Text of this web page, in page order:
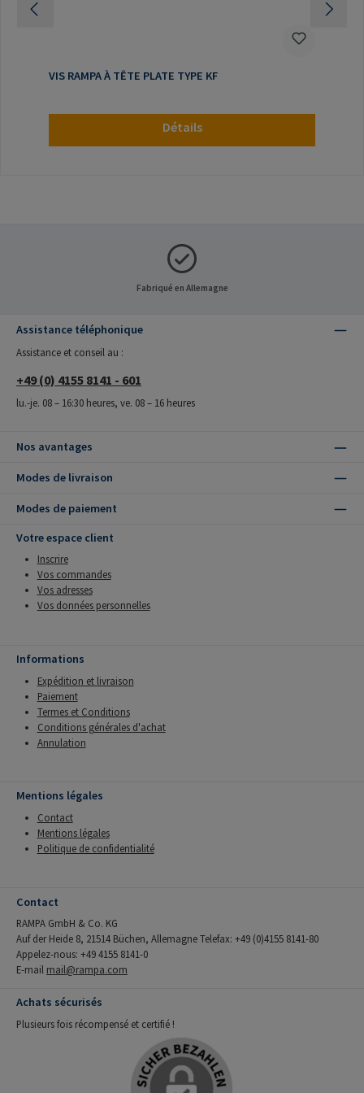
VIS RAMPA À TÊTE PLATE TYPE KF
Détails
Fabriqué en Allemagne
Assistance téléphonique
Assistance et conseil au :
+49 (0) 4155 8141 - 601
lu.-je. 08 – 16:30 heures, ve. 08 – 16 heures
Nos avantages
Modes de livraison
Modes de paiement
Votre espace client
Inscrire
Vos commandes
Vos adresses
Vos données personnelles
Informations
Expédition et livraison
Paiement
Termes et Conditions
Conditions générales d'achat
Annulation
Mentions légales
Contact
Mentions légales
Politique de confidentialité
Contact
RAMPA GmbH & Co. KG
Auf der Heide 8, 21514 Büchen, Allemagne Telefax: +49 (0)4155 8141-80
Appelez-nous: +49 4155 8141-0
E-mail mail@rampa.com
Achats sécurisés
Plusieurs fois récompensé et certifié !